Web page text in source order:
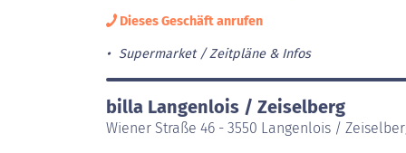
Dieses Geschäft anrufen
Supermarket Zeitpläne & Infos
billa Langenlois / Zeiselberg
Wiener Straße 46 - 3550 Langenlois /